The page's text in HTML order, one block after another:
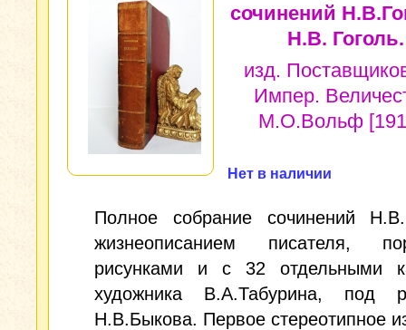
сочинений
Н.В. Гоголь.
изд.
Импер.
М.О.Вольф
Нет в наличии
Полное собрание сочинений
жизнеописанием писателя,
рисунками и с 32 отдельными
художника В.А.Табурина, под
Н.В.Быкова. Первое стереотипное